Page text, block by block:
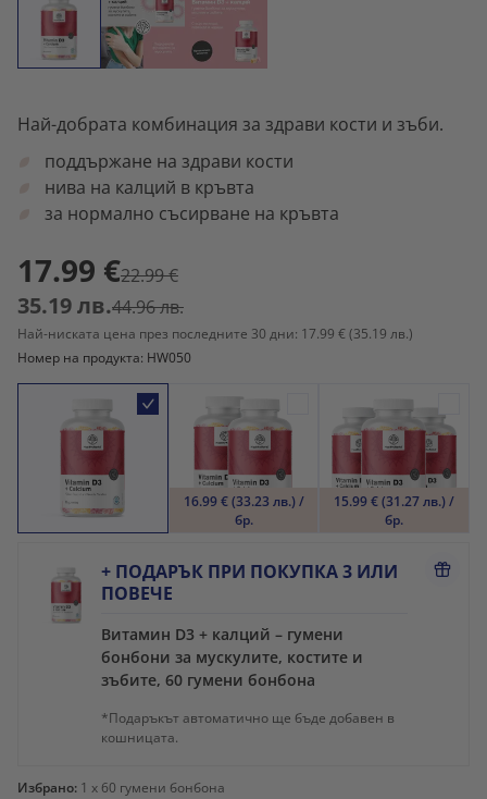
Най-добрата комбинация за здрави кости и зъби.
поддържане на здрави кости
нива на калций в кръвта
за нормално съсирване на кръвта
17.99 €22.99 €
35.19 лв.44.96 лв.
Най-ниската цена през последните 30 дни: 17.99 €(35.19 лв.)
Номер на продукта: HW050
16.99 € (33.23 лв.) /
бр.
15.99 € (31.27 лв.) /
бр.
+ ПОДАРЪК ПРИ ПОКУПКА 3 ИЛИ
ПОВЕЧЕ
Витамин D3 + калций – гумени
бонбони за мускулите, костите и
зъбите, 60 гумени бонбона
*Подаръкът автоматично ще бъде добавен в
кошницата.
Избрано: 1 x 60 гумени бонбона